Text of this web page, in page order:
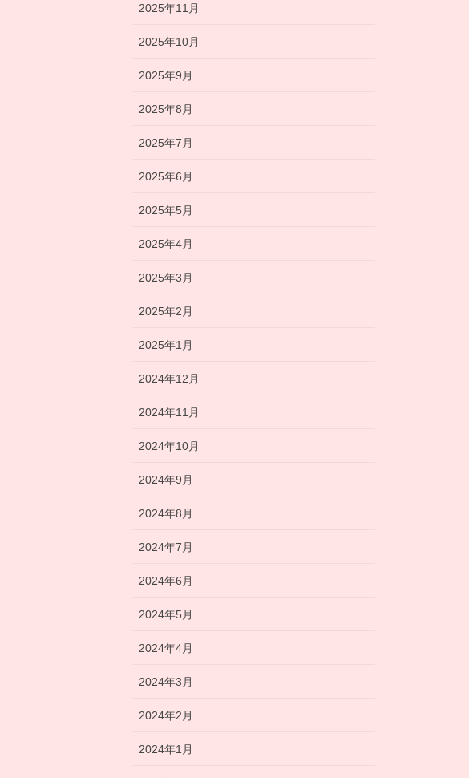
2025年11月
2025年10月
2025年9月
2025年8月
2025年7月
2025年6月
2025年5月
2025年4月
2025年3月
2025年2月
2025年1月
2024年12月
2024年11月
2024年10月
2024年9月
2024年8月
2024年7月
2024年6月
2024年5月
2024年4月
2024年3月
2024年2月
2024年1月